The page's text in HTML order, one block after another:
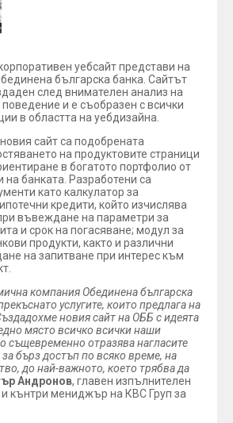
уебсайт представи на
българска банка. Сайтът
след внимателен анализ на
и е съобразен с всички
в областта на уебдизайна.
сайт са подобрената
на продуктовите страници
в богатото портфолио от
на банката. Разработени са
като калкулатор за
кредити, който изчислява
въвеждане на параметри за
и срок на погасяване; модул за
продукти, както и различни
на запитване при интерес към
компания Обединена българска
услугите, които предлага на
новия сайт на ОББ с идеята
място всичко всички наши
същевременно отразява нагласите
бърз достъп по всяко време, на
до най-важното, което трябва да
Андронов, главен изпълнителен
кънтри мениджър на КВС Груп за